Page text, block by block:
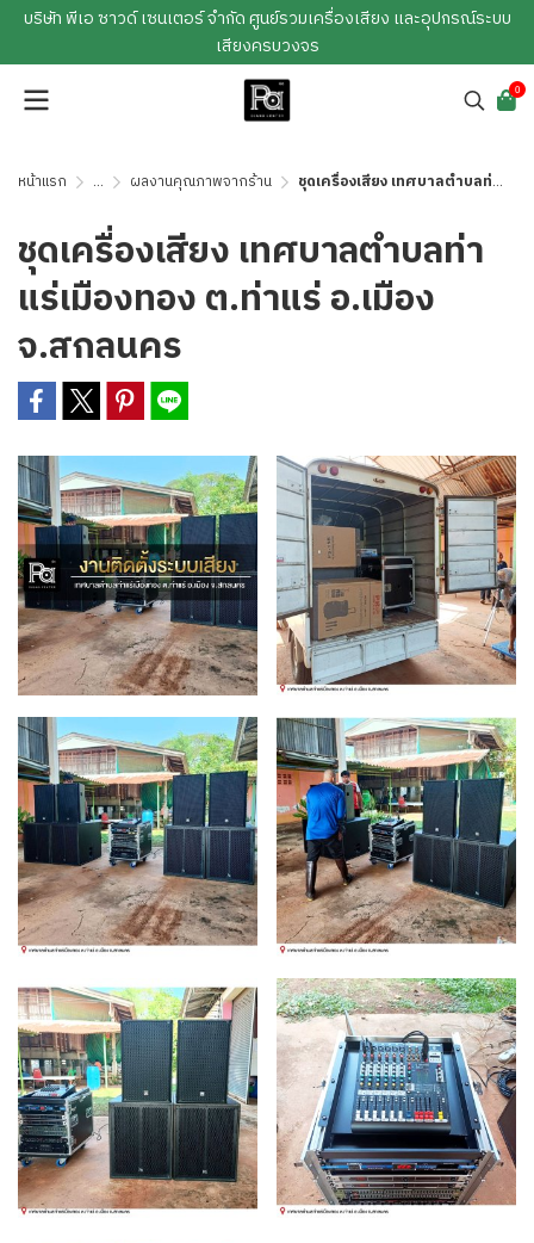
บริษัท พีเอ ซาวด์ เซนเตอร์ จำกัด ศูนย์รวมเครื่องเสียง และอุปกรณ์ระบบ
เสียงครบวงจร
0
หน้าแรก ... ผลงานคุณภาพจากร้าน ชุดเครื่องเสียง เทศบาลตำบลท่าแร่เมืองทอง ต.ท่าแร่ อ.เมือง จ.สกลนคร
ชุดเครื่องเสียง เทศบาลตำบลท่า
แร่เมืองทอง ต.ท่าแร่ อ.เมือง
จ.สกลนคร